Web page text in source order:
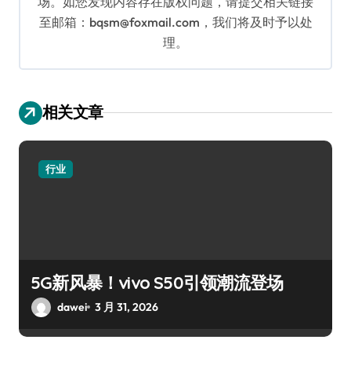
至邮箱：bqsm@foxmail.com，我们将及时予以处
理。
相关文章
行业
5G新风暴！vivo S50引领潮流登场
dawei 3 月 31, 2026